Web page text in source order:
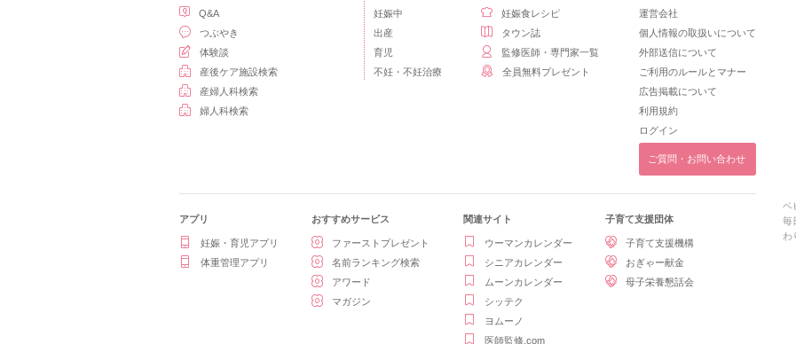
Q&A
つぶやき
体験談
産後ケア施設検索
産婦人科検索
婦人科検索
妊娠中
出産
育児
不妊・不妊治療
妊娠食レシピ
タウン誌
監修医師・専門家一覧
全員無料プレゼント
運営会社
個人情報の取扱いについて
外部送信について
ご利用のルールとマナー
広告掲載について
利用規約
ログイン
ご質問・お問い合わせ
アプリ
妊娠・育児アプリ
体重管理アプリ
おすすめサービス
ファーストプレゼント
名前ランキング検索
アワード
マガジン
関連サイト
ウーマンカレンダー
シニアカレンダー
ムーンカレンダー
シッテク
ヨムーノ
医師監修.com
子育て支援団体
子育て支援機構
おぎゃー献金
母子栄養懇話会
ベ
毎
わ